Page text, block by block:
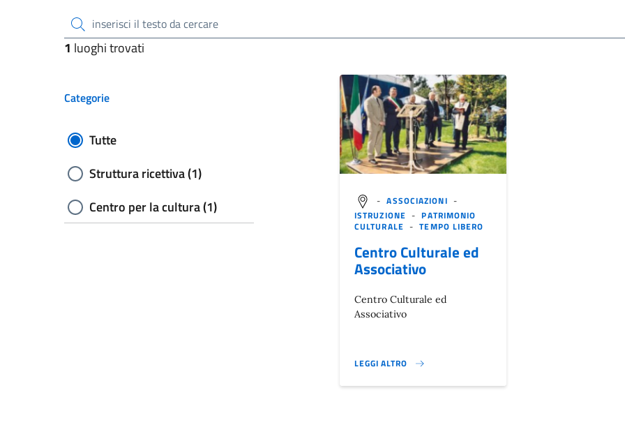
inserisci il testo da cercare
1 luoghi trovati
Categorie
Tutte
Struttura ricettiva (1)
Centro per la cultura (1)
- ASSOCIAZIONI -
ISTRUZIONE -PATRIMONIO
CULTURALE -TEMPO LIBERO
Centro Culturale ed
Associativo
Centro Culturale ed
Associativo
LEGGI ALTRO
}